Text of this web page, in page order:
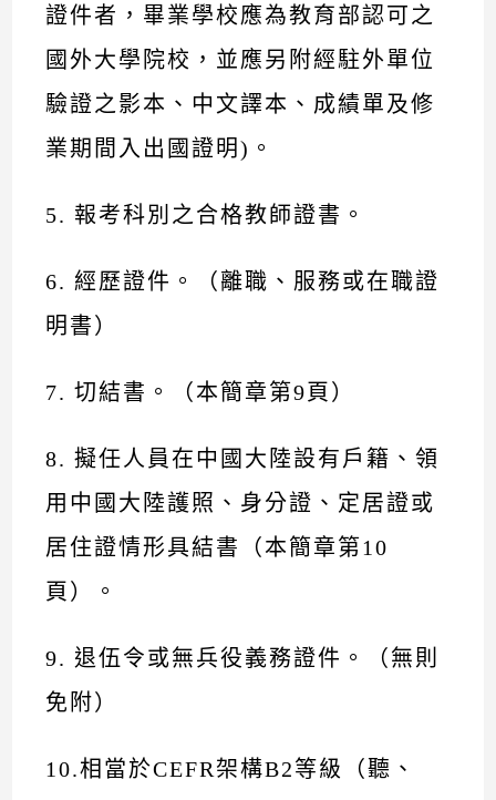
證件者，畢業學校應為教育部認可之
國外大學院校，並應另附經駐外單位
驗證之影本、中文譯本、成績單及修
業期間入出國證明)。
5. 報考科別之合格教師證書。
6. 經歷證件。（離職、服務或在職證
明書）
7. 切結書。（本簡章第9頁）
8. 擬任人員在中國大陸設有戶籍、領
用中國大陸護照、身分證、定居證或
居住證情形具結書（本簡章第10
頁）。
9. 退伍令或無兵役義務證件。（無則
免附）
10.相當於CEFR架構B2等級（聽、